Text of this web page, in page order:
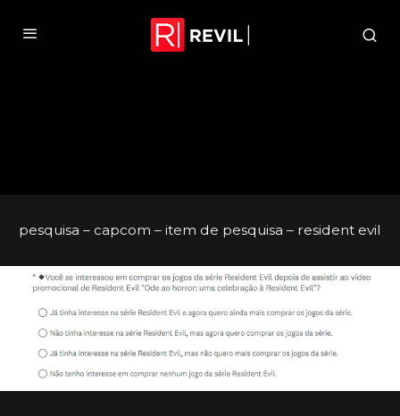
pesquisa – capcom – item de pesquisa – resident evil